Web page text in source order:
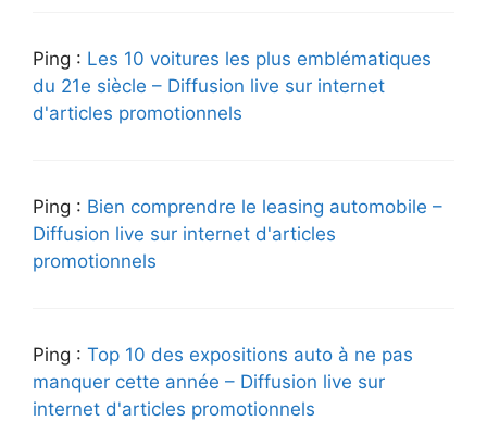
Ping : Les 10 voitures les plus emblématiques
du 21e siècle – Diffusion live sur internet
d'articles promotionnels
Ping : Bien comprendre le leasing automobile –
Diffusion live sur internet d'articles
promotionnels
Ping : Top 10 des expositions auto à ne pas
manquer cette année – Diffusion live sur
internet d'articles promotionnels